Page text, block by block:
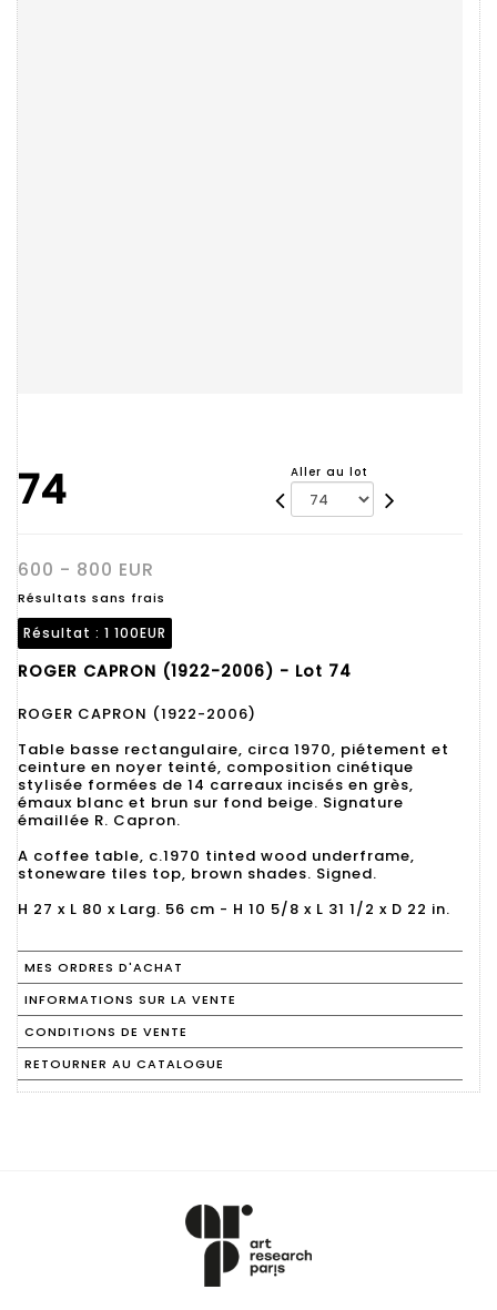
74 Aller au lot
600 - 800 EUR
Résultats sans frais
Résultat : 1 100EUR
ROGER CAPRON (1922-2006) - Lot 74
ROGER CAPRON (1922-2006)
Table basse rectangulaire, circa 1970, piétement et
ceinture en noyer teinté, composition cinétique
stylisée formées de 14 carreaux incisés en grès,
émaux blanc et brun sur fond beige. Signature
émaillée R. Capron.
A coffee table, c.1970 tinted wood underframe,
stoneware tiles top, brown shades. Signed.
H 27 x L 80 x Larg. 56 cm - H 10 5/8 x L 31 1/2 x D 22 in.
MES ORDRES D'ACHAT
INFORMATIONS SUR LA VENTE
CONDITIONS DE VENTE
RETOURNER AU CATALOGUE